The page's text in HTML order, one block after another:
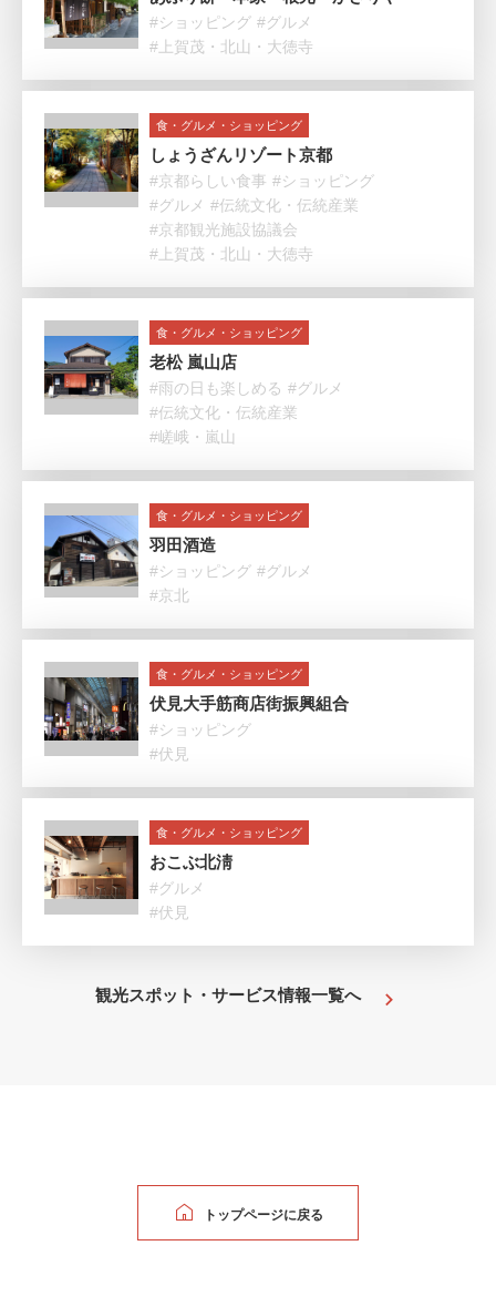
#ショッピング #グルメ
#上賀茂・北山・大徳寺
食・グルメ・ショッピング
しょうざんリゾート京都
#京都らしい食事 #ショッピング
#グルメ #伝統文化・伝統産業
#京都観光施設協議会
#上賀茂・北山・大徳寺
食・グルメ・ショッピング
老松 嵐山店
#雨の日も楽しめる #グルメ
#伝統文化・伝統産業
#嵯峨・嵐山
食・グルメ・ショッピング
羽田酒造
#ショッピング #グルメ
#京北
食・グルメ・ショッピング
伏見大手筋商店街振興組合
#ショッピング
#伏見
食・グルメ・ショッピング
おこぶ北淸
#グルメ
#伏見
観光スポット・サービス情報一覧へ
トップページに戻る